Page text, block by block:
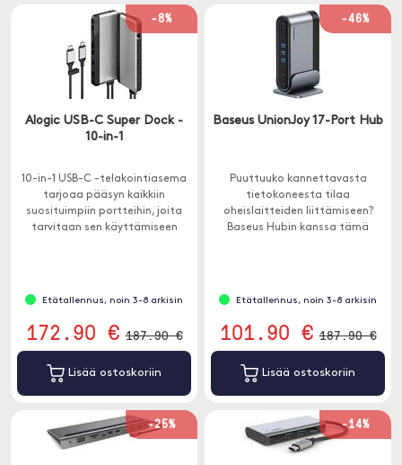
-8%
Alogic USB-C Super Dock -
10-in-1
10-in-1 USB-C -telakointiasema
tarjoaa pääsyn kaikkiin
suosituimpiin portteihin, joita
tarvitaan sen käyttämiseen
Etätallennus, noin 3-8 arkisin
172.90 € 187.90 €
Lisää ostoskoriin
-46%
Baseus UnionJoy 17-Port Hub
Puuttuuko kannettavasta
tietokoneesta tilaa
oheislaitteiden liittämiseen?
Baseus Hubin kanssa tämä
Etätallennus, noin 3-8 arkisin
101.90 € 187.90 €
Lisää ostoskoriin
-25% -14%